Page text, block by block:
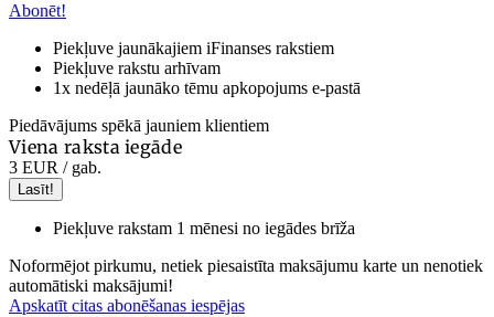
Abonēt!
Piekļuve jaunākajiem iFinanses rakstiem
Piekļuve rakstu arhīvam
1x nedēļā jaunāko tēmu apkopojums e-pastā
Piedāvājums spēkā jauniem klientiem
Viena raksta iegāde
3 EUR / gab.
Lasīt!
Piekļuve rakstam 1 mēnesi no iegādes brīža
Noformējot pirkumu, netiek piesaistīta maksājumu karte un nenotiek
automātiski maksājumi!
Apskatīt citas abonēšanas iespējas